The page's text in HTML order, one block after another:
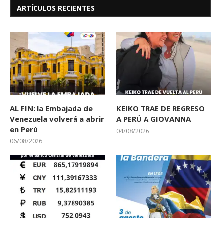
ARTÍCULOS RECIENTES
AL FIN: la Embajada de
Venezuela volverá a abrir
en Perú
06/08/2026
KEIKO TRAE DE REGRESO
A PERÚ A GIOVANNA
04/08/2026